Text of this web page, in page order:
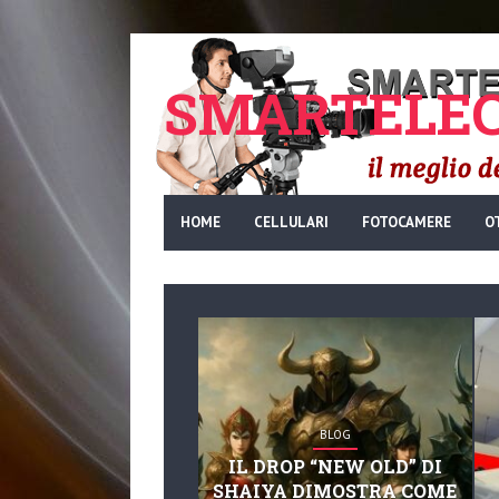
HOME CELLULARI FOTOCAMERE
BLOG
IL DROP “NEW OLD” DI
SHAIYA DIMOSTRA COME